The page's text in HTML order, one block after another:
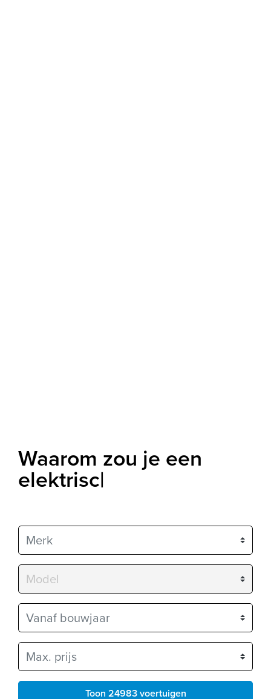
Waarom zou je een
elektrische auto leas
Merk
Model
Vanaf bouwjaar
Max. prijs
Toon 24983 voertuigen